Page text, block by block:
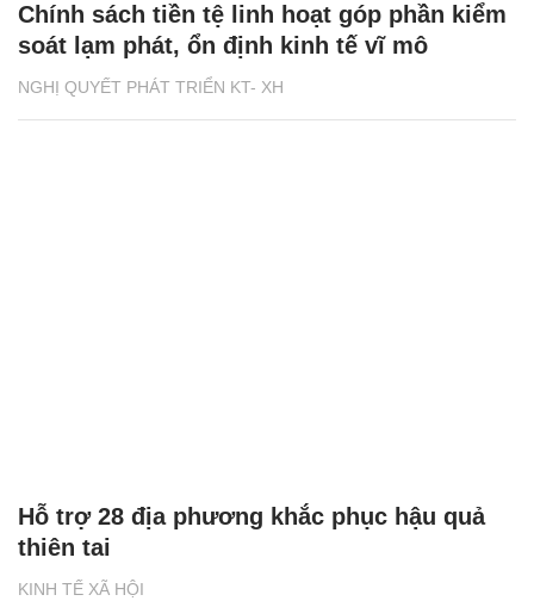
NGHỊ QUYẾT PHÁT TRIỂN KT- XH
Chính sách tiền tệ linh hoạt góp phần kiểm
soát lạm phát, ổn định kinh tế vĩ mô
KINH TẾ XÃ HỘI
Hỗ trợ 28 địa phương khắc phục hậu quả
thiên tai